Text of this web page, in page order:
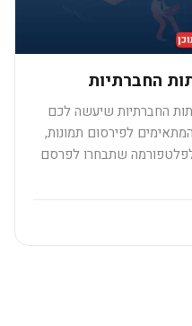
החברתיות
החברתיות שיעשה לכם
לפירסום תמונות,
שתבחרו לפרסם